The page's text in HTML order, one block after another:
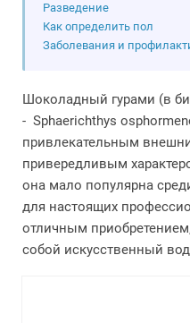
Разведение
Как определить пол
Заболевания и
Шоколадный гурами (в
- Sphaerichthys
привлекательным
привередливым
она мало популярна
для настоящих
отличным
собой искусственный